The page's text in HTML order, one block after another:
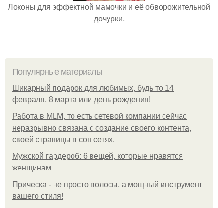
Локоны для эффектной мамочки и её обворожительной
дочурки.
Популярные материалы
Шикарный подарок для любимых, будь то 14
февраля, 8 марта или день рождения!
Работа в MLM, то есть сетевой компании сейчас
неразрывно связана с создание своего контента,
своей страницы в соц сетях.
Мужской гардероб: 6 вещей, которые нравятся
женщинам
Прическа - не просто волосы, а мощный инструмент
вашего стиля!